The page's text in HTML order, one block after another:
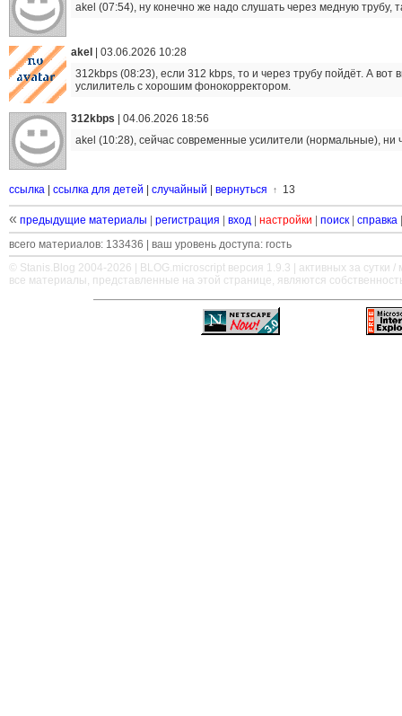
akel (07:54), ну конечно же надо слушать через медную трубу,
akel
03.06.2026 10:28
312kbps (08:23), если 312 kbps, то и через трубу пойдёт. А
услилитель с хорошим фонокорректором.
312kbps
04.06.2026 18:56
akel (10:28), сейчас современные усилители (нормальные), ни
ссылка ссылка для детей случайный вернуться ↑ 13
« предыдущие материалы регистрация вход настройки поиск справка
всего материалов: 133436 | ваш уровень доступа: гость
© Stanis.Blog 2004-2026 |
BLOG.microscript версия 1.9.3 | активных за сутки /
все материалы, представленные на этой странице, являются
—————————————————————